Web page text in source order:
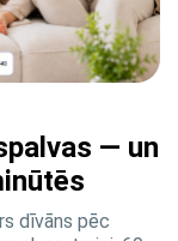
— un
dīvāns pēc